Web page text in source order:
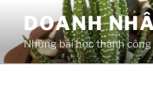
content
DOANH
Những bài học thành công